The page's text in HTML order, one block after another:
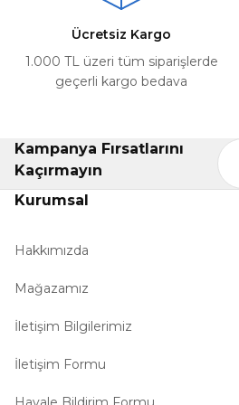
Ücretsiz Kargo
1.000 TL üzeri tüm siparişlerde
geçerli kargo bedava
Kampanya Fırsatlarını
Kaçırmayın
Kurumsal
Hakkımızda
Mağazamız
İletişim Bilgilerimiz
İletişim Formu